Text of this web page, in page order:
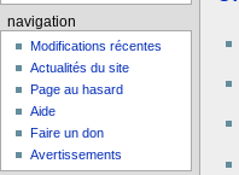
navigation
Modifications récentes
Actualités du site
Page au hasard
Aide
Faire un don
Avertissements